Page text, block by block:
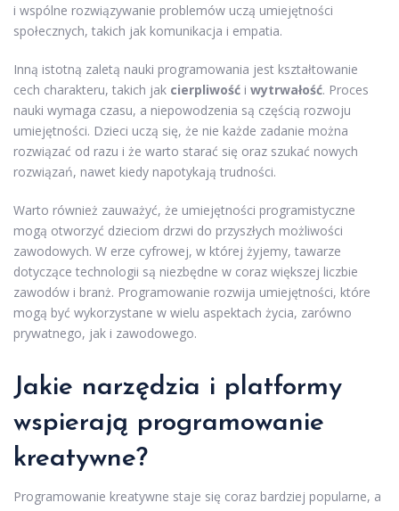
i wspólne rozwiązywanie problemów uczą umiejętności
społecznych, takich jak komunikacja i empatia.
Inną istotną zaletą nauki programowania jest kształtowanie
cech charakteru, takich jak cierpliwość i wytrwałość. Proces
nauki wymaga czasu, a niepowodzenia są częścią rozwoju
umiejętności. Dzieci uczą się, że nie każde zadanie można
rozwiązać od razu i że warto starać się oraz szukać nowych
rozwiązań, nawet kiedy napotykają trudności.
Warto również zauważyć, że umiejętności programistyczne
mogą otworzyć dzieciom drzwi do przyszłych możliwości
zawodowych. W erze cyfrowej, w której żyjemy, tawarze
dotyczące technologii są niezbędne w coraz większej liczbie
zawodów i branż. Programowanie rozwija umiejętności, które
mogą być wykorzystane w wielu aspektach życia, zarówno
prywatnego, jak i zawodowego.
Jakie narzędzia i platformy
wspierają programowanie
kreatywne?
Programowanie kreatywne staje się coraz bardziej popularne, a